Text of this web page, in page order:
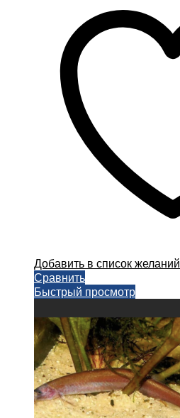
Добавить в список желаний
Сравнить
Быстрый просмотр